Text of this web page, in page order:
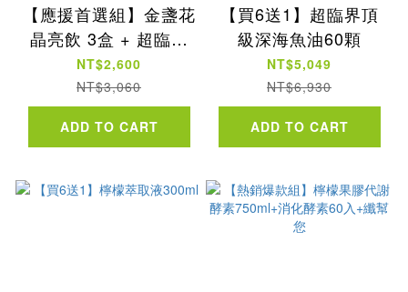
【應援首選組】金盞花
晶亮飲 3盒 + 超臨界
頂級深海魚油 1盒
NT$2,600
NT$3,060
ADD TO CART
【買6送1】超臨界頂
級深海魚油60顆
NT$5,049
NT$6,930
ADD TO CART